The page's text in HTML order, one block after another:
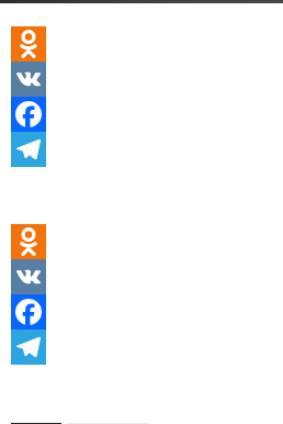
Odnoklassniki
VK
Facebook
Odnoklassniki
VK
Facebook